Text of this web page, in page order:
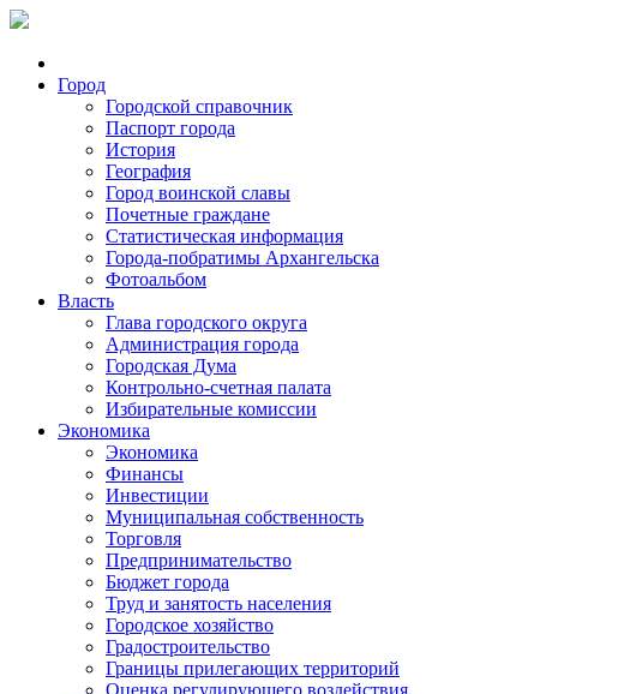
Город
Городской справочник
Паспорт города
История
География
Город воинской славы
Почетные граждане
Статистическая информация
Города-побратимы Архангельска
Фотоальбом
Власть
Глава городского округа
Администрация города
Городская Дума
Контрольно-счетная палата
Избирательные комиссии
Экономика
Экономика
Финансы
Инвестиции
Муниципальная собственность
Торговля
Предпринимательство
Бюджет города
Труд и занятость населения
Городское хозяйство
Градостроительство
Границы прилегающих территорий
Оценка регулирующего воздействия